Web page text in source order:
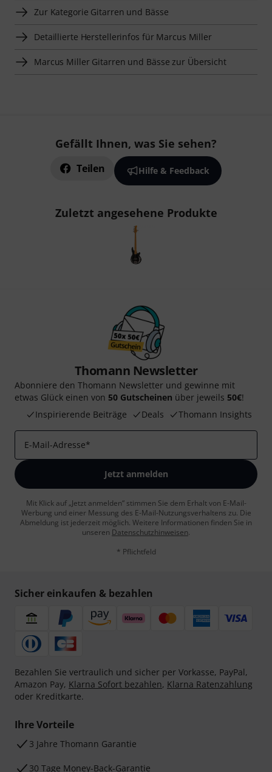
Zur Kategorie Gitarren und Bässe
Detaillierte Herstellerinfos für Marcus Miller
Marcus Miller Gitarren und Bässe zur Übersicht
Gefällt Ihnen, was Sie sehen?
Teilen Hilfe & Feedback
Zuletzt angesehene Produkte
Thomann Newsletter
Abonniere den Thomann Newsletter und gewinne mit
etwas Glück einen von 50 Gutscheinen über jeweils 50€!
Inspirierende Beiträge
Deals Thomann Insights
E-Mail-Adresse*
Jetzt anmelden
Mit Klick auf „Jetzt anmelden“ stimmen Sie dem Erhalt von E-Mail-
Werbung und einer Messung des E-Mail-Nutzungsverhaltens zu. Die
Abmeldung ist jederzeit möglich. Weitere Informationen finden Sie in
unseren Datenschutzhinweisen.
* Pflichtfeld
Sicher einkaufen & bezahlen
Bezahlen Sie vertraulich und sicher per Vorkasse, PayPal,
Amazon Pay, Klarna Sofort bezahlen, Klarna Ratenzahlung
oder Kreditkarte.
Ihre Vorteile
3 Jahre Thomann Garantie
30 Tage Money-Back-Garantie